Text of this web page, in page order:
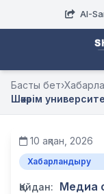
AI-
Басты бет›
Шәкәрім
10 ақпан, 2026
Хабарландыру
Қайдан: Медиа